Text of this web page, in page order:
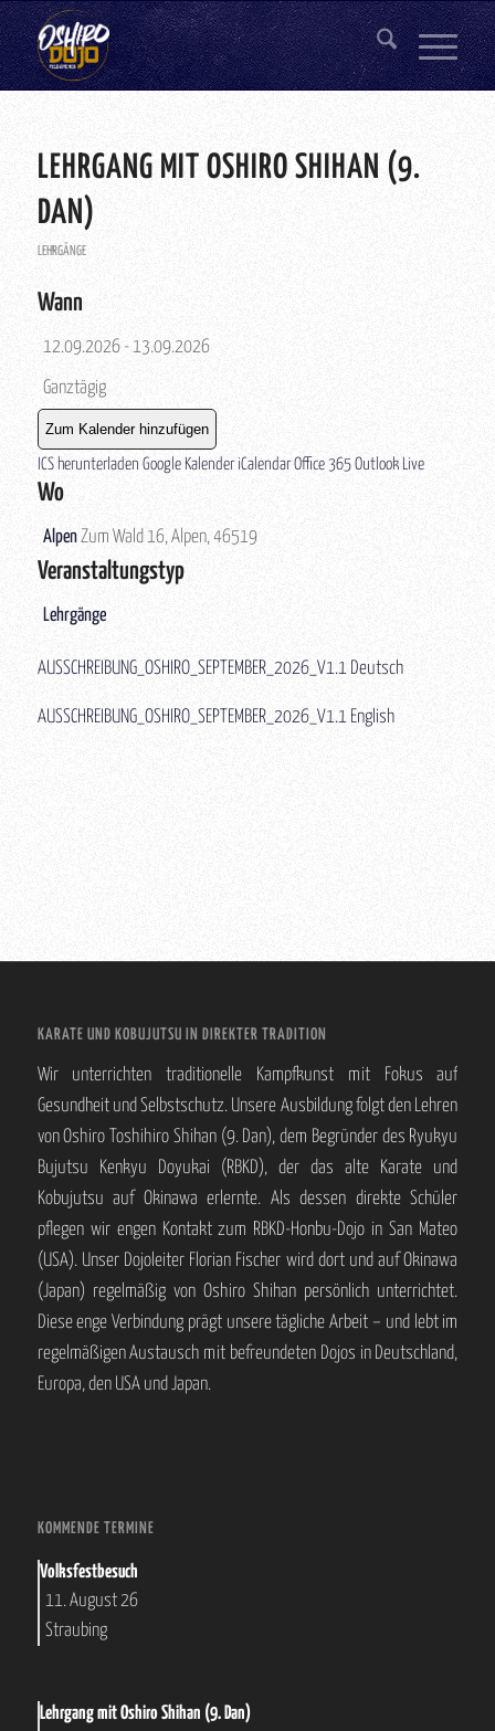
LEHRGANG MIT OSHIRO SHIHAN (9.
DAN)
LEHRGÄNGE
Wann
12.09.2026 - 13.09.2026
Ganztägig
Zum Kalender hinzufügen
ICS herunterladen Google Kalender iCalendar Office 365 Outlook Live
Wo
AlpenZum Wald 16, Alpen, 46519
Veranstaltungstyp
Lehrgänge
AUSSCHREIBUNG_OSHIRO_SEPTEMBER_2026_V1.1 Deutsch
AUSSCHREIBUNG_OSHIRO_SEPTEMBER_2026_V1.1 English
KARATE UND KOBUJUTSU IN DIREKTER TRADITION
Wir unterrichten traditionelle Kampfkunst mit Fokus auf
Gesundheit und Selbstschutz. Unsere Ausbildung folgt den Lehren
von Oshiro Toshihiro Shihan (9. Dan), dem Begründer des Ryukyu
Bujutsu Kenkyu Doyukai (RBKD), der das alte Karate und
Kobujutsu auf Okinawa erlernte. Als dessen direkte Schüler
pflegen wir engen Kontakt zum RBKD-Honbu-Dojo in San Mateo
(USA). Unser Dojoleiter Florian Fischer wird dort und auf Okinawa
(Japan) regelmäßig von Oshiro Shihan persönlich unterrichtet.
Diese enge Verbindung prägt unsere tägliche Arbeit – und lebt im
regelmäßigen Austausch mit befreundeten Dojos in Deutschland,
Europa, den USA und Japan.
KOMMENDE TERMINE
Volksfestbesuch
11. August 26
Straubing
Lehrgang mit Oshiro Shihan (9. Dan)